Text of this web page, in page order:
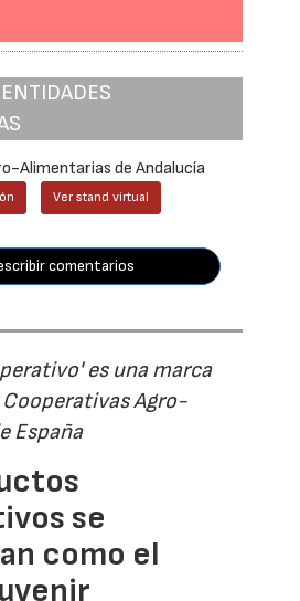
Alimentarias de Andalucía
Ver stand virtual
comentarios
es una marca
Agro-
España
se
como el